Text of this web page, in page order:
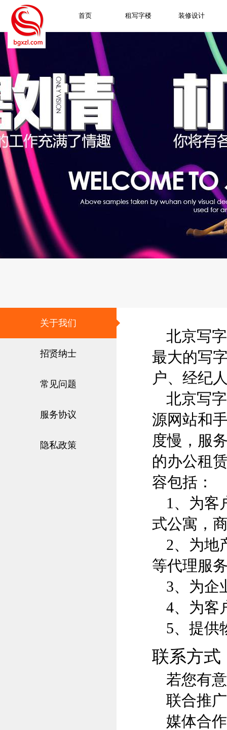
首页 租写字楼 装修设计
关于我们
招贤纳士
常见问题
服务协议
隐私政策
北京写
最大的写
户、经纪
北京写
源网站和
度慢，服
的办公租
容包括：
1、为客
式公寓，
2、为地
等代理服
3、为企
4、为客
5、提供
联系方式
若您有
联合推
媒体合